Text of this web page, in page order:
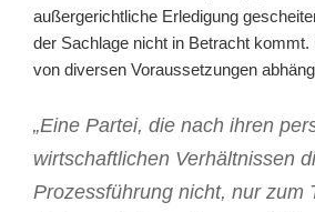
außergerichtliche Erledigung
der Sachlage nicht in Betracht kommt.
von diversen Voraussetzungen
„Eine Partei, die nach ihren
wirtschaftlichen Verhältnissen
Prozessführung nicht, nur zum